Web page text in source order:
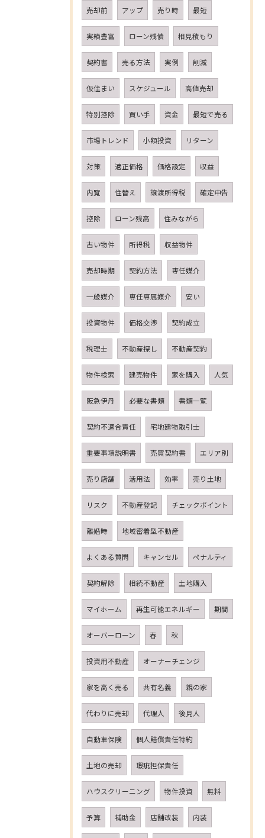
売却前 アップ 売り時 最短
実績豊富 ローン残債 相見積もり
契約書 売る方法 実例 削減
仮住まい スケジュール 高値売却
特別控除 買い手 資金 最短で売る
市場トレンド 小額投資 リターン
対策 適正価格 価格設定 収益
内覧 住替え 譲渡所得税 確定申告
控除 ローン残高 住みながら
古い物件 所得税 収益物件
売却時期 契約方法 専任媒介
一般媒介 専任専属媒介 安い
投資物件 価格交渉 契約成立
税理士 不動産探し 不動産契約
物件検索 建売物件 家を購入 人気
阪急伊丹 必要な書類 書類一覧
契約不適合責任 宅地建物取引士
重要事項説明書 売買契約書 エリア別
売り店舗 活用法 効率 売り土地
リスク 不動産登記 チェックポイント
離婚時 地域密着型不動産
よくある質問 キャンセル ペナルティ
契約解除 相続不動産 土地購入
マイホーム 再生可能エネルギー 期間
オーバーローン 春 秋
投資用不動産 オーナーチェンジ
家を高く売る 共有名義 親の家
代わりに売却 代理人 後見人
自動車保険 個人賠償責任特約
土地の売却 瑕疵担保責任
ハウスクリーニング 物件投資 無料
予算 補助金 店舗改装 内装